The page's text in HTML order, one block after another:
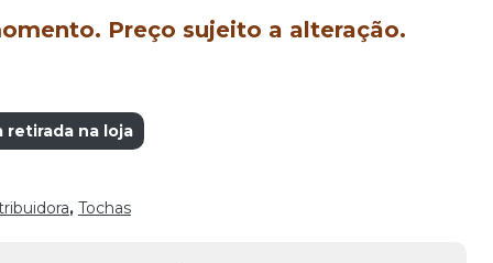
Preço sujeito a alteração.
retirada na loja
, Tochas